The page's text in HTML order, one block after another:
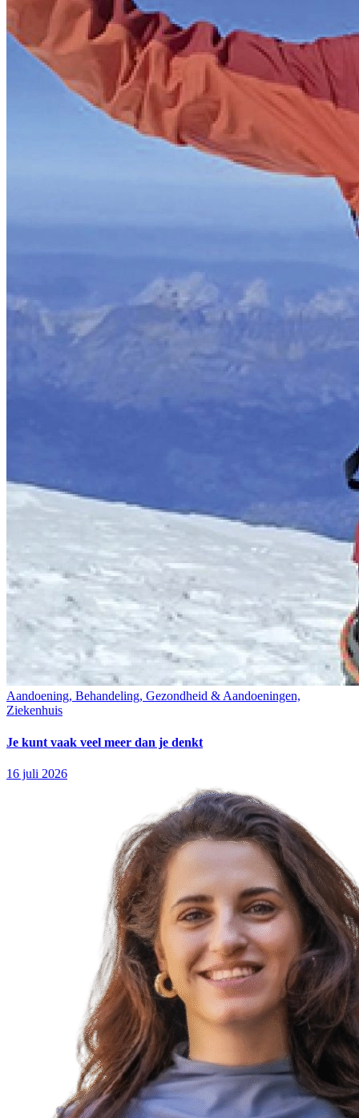
Aandoening, Behandeling, Gezondheid & Aandoeningen,
Ziekenhuis
Je kunt vaak veel meer dan je denkt
16 juli 2026